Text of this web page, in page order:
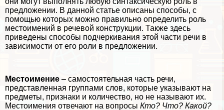
предложении. В данной статье описаны способы, с
помощью которых можно правильно определить роль
местоимений в речевой конструкции. Также здесь
приведены способы подчеркивания этой части речи в
зависимости от его роли в предложении.
Местоимение – самостоятельная часть речи,
представленная группами слов, которые указывают на
предметы, признаки и количество, но не называют их.
Местоимения отвечают на вопросы Кто? Что? Какой?